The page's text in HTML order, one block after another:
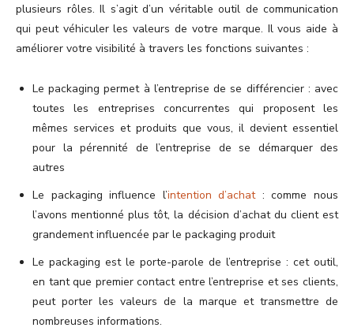
plusieurs rôles. Il s’agit d’un véritable outil de communication
qui peut véhiculer les valeurs de votre marque. Il vous aide à
améliorer votre visibilité à travers les fonctions suivantes :
Le packaging permet à l’entreprise de se différencier : avec
toutes les entreprises concurrentes qui proposent les
mêmes services et produits que vous, il devient essentiel
pour la pérennité de l’entreprise de se démarquer des
autres
Le packaging influence l’intention d’achat: comme nous
l’avons mentionné plus tôt, la décision d’achat du client est
grandement influencée par le packaging produit
Le packaging est le porte-parole de l’entreprise : cet outil,
en tant que premier contact entre l’entreprise et ses clients,
peut porter les valeurs de la marque et transmettre de
nombreuses informations.